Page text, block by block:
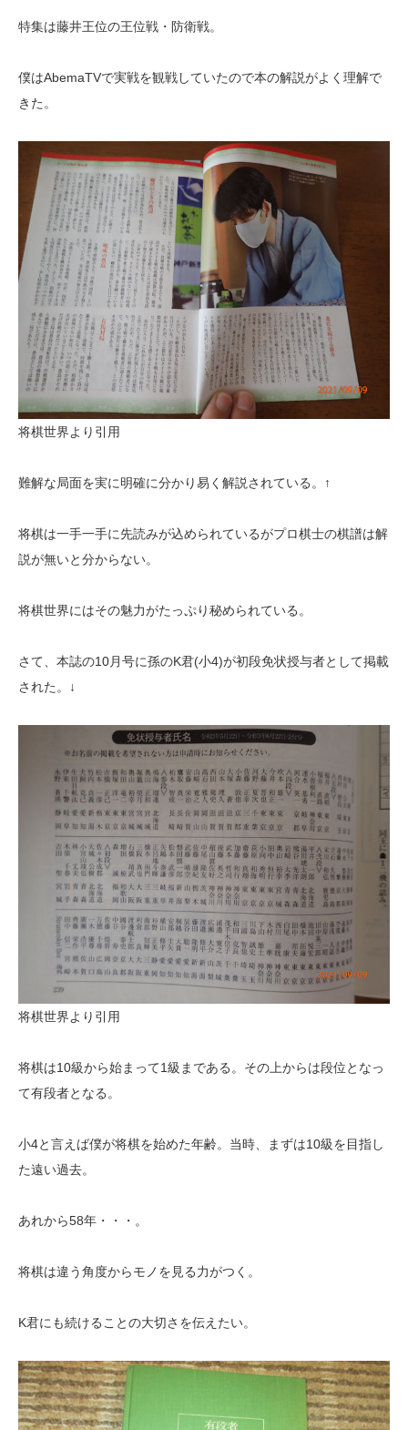
特集は藤井王位の王位戦・防衛戦。
僕はAbemaTVで実戦を観戦していたので本の解説がよく理解で
きた。
将棋世界より引用
難解な局面を実に明確に分かり易く解説されている。↑
将棋は一手一手に先読みが込められているがプロ棋士の棋譜は解
説が無いと分からない。
将棋世界にはその魅力がたっぷり秘められている。
さて、本誌の10月号に孫のK君(小4)が初段免状授与者として掲載
された。↓
将棋世界より引用
将棋は10級から始まって1級まである。その上からは段位となっ
て有段者となる。
小4と言えば僕が将棋を始めた年齢。当時、まずは10級を目指し
た遠い過去。
あれから58年・・・。
将棋は違う角度からモノを見る力がつく。
K君にも続けることの大切さを伝えたい。